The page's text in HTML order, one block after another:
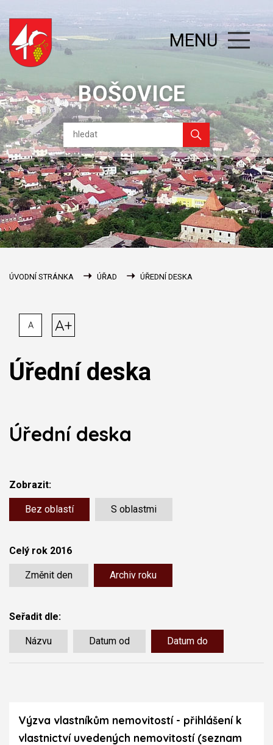
BOŠOVICE
MENU
ÚVODNÍ STRÁNKA ÚŘAD ÚŘEDNÍ DESKA
A A+
Úřední deska
Úřední deska
Zobrazit:
Bez oblastí S oblastmi
Celý rok 2016
Změnit den Archiv roku
Seřadit dle:
Názvu Datum od Datum do
Výzva vlastníkům nemovitostí - přihlášení k
vlastnictví uvedených nemovitostí (seznam